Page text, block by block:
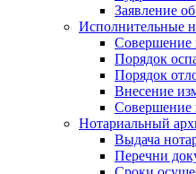
Заявление
Исполнительные
Совершение
Порядок
Порядок
Внесение
Совершение
Нотариальный
Выдача
Перечни